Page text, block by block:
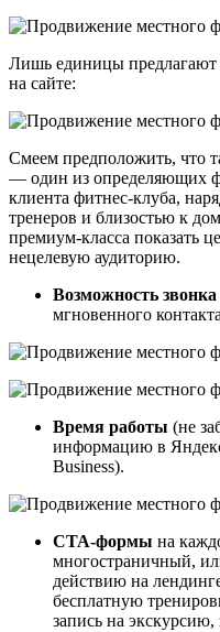
Лишь единицы
на сайте:
Смеем предположить, что
— один из определяющих
клиента фитнес-клуба,
тренеров и близостью к
премиум-класса показать
нецелевую аудиторию.
Возможность звонка
мгновенного
Время работы (не
информацию в
Business).
CTA-формы на
многостраничный,
действию на
бесплатную
запись на экскурсию,